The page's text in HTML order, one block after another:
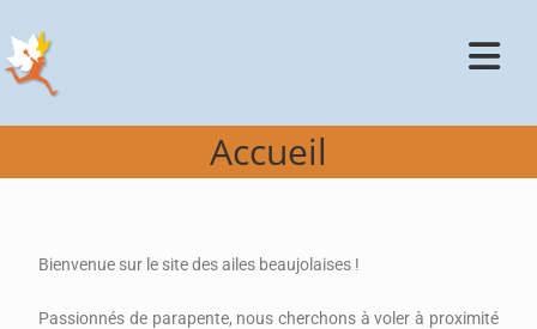
Accueil
Bienvenue sur le site des ailes beaujolaises !
Passionnés de parapente, nous cherchons à voler à proximité